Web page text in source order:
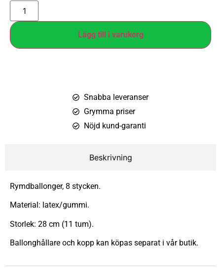
Lägg till i varukorg
Snabba leveranser
Grymma priser
Nöjd kund-garanti
Beskrivning
Rymdballonger, 8 stycken.
Material: latex/gummi.
Storlek: 28 cm (11 tum).
Ballonghållare och kopp kan köpas separat i vår butik.